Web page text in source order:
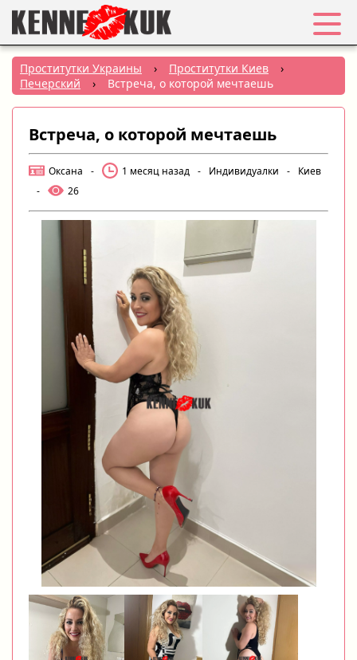
Избранное
Вход
Регистрация
Города:
УКР
Создать объявление
Проститутки Украины › Проститутки Киев
›
Печерский
› Встреча, о которой мечтаешь
Встреча, о которой мечтаешь
Оксана - 1 месяц назад - Индивидуалки -
Киев
-
26